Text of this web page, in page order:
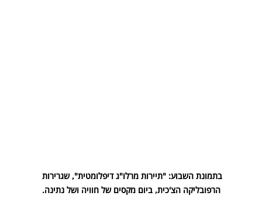
בתמונת השבוע: "תיירות מרלו"ג דיפלומטית", שגרירות
הרפובליקה הצ'כית, ביום מקסים של חוויה ושל נתינה.